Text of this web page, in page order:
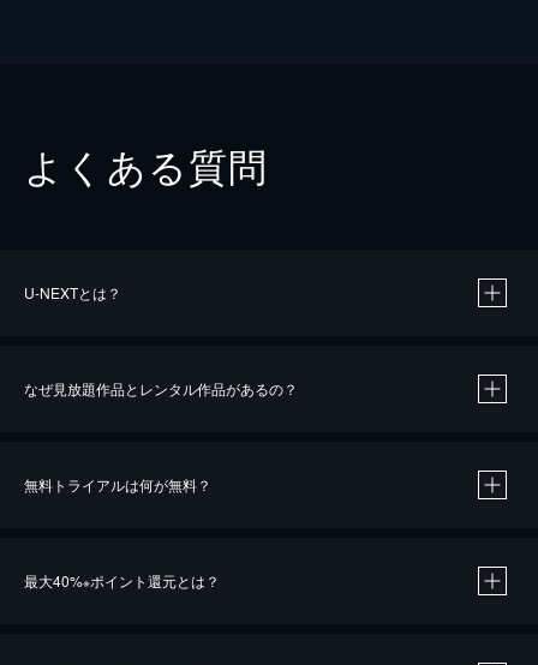
よくある質問
U-NEXTとは？
なぜ見放題作品とレンタル作品があるの？
無料トライアルは何が無料？
最大40%※ポイント還元とは？